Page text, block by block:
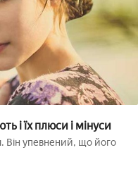
і їх плюси і мінуси
Він упевнений, що його